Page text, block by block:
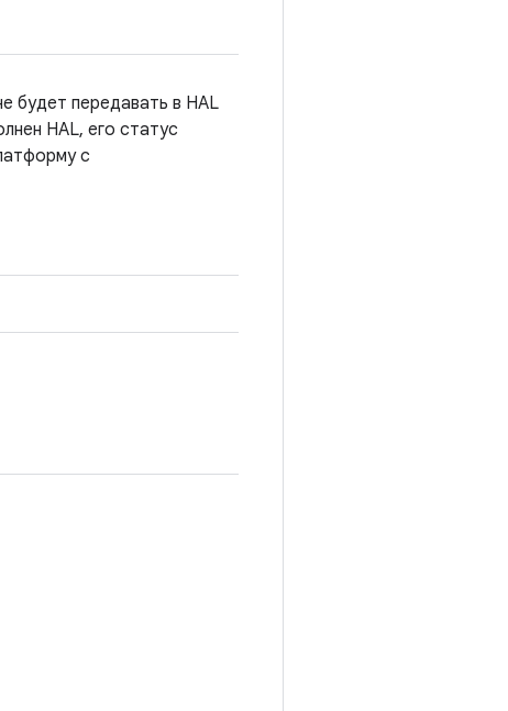
будет передавать в HAL
HAL, его статус
с